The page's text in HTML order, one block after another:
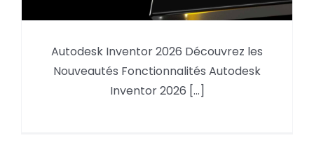
Nouveautés Autodesk Inventor
2026
Autodesk Inventor 2026 Découvrez les
Nouveautés Fonctionnalités Autodesk
Inventor 2026 [...]